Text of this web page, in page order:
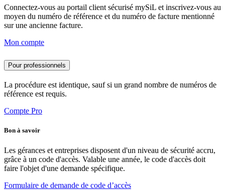
Connectez-vous au portail client sécurisé mySiL et inscrivez-vous au
moyen du numéro de référence et du numéro de facture mentionné
sur une ancienne facture.
Mon compte
Pour professionnels
La procédure est identique, sauf si un grand nombre de numéros de
référence est requis.
Compte Pro
Bon à savoir
Les gérances et entreprises disposent d'un niveau de sécurité accru,
grâce à un code d'accès. Valable une année, le code d'accès doit
faire l'objet d'une demande spécifique.
Formulaire de demande de code d’accès